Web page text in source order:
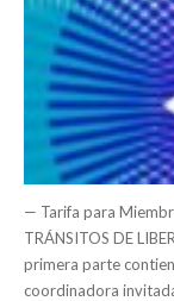
— Tarifa para
TRÁNSITOS DE
primera parte
coordinadora